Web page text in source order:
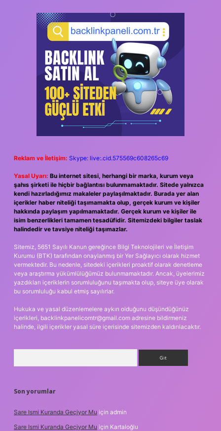
Reklam ve İletişim: Skype: live:.cid.575569c608265c69
Yasal Uyarı: Bu internet sitesi, herhangi bir marka, kurum veya
şahıs şirketi ile hiçbir bağlantısı bulunmamaktadır. Sitede yalnızca
kendi hazırladığımız makaleler paylaşılmaktadır. Burada yer alan
içerikler haber niteliği taşımamakta olup, gerçek kurum ve kişiler
hakkında paylaşım yapılmamaktadır. Gerçek kurum ve kişiler ile
isim benzerlikleri tamamen tesadüfidir. Sitemizdeki bilgiler taslak
halindedir ve tavsiye niteliği taşımazlar.
Sitemiz, 5651 Sayılı Kanun gereğince Bilgi Teknolojileri ve İletişim
Kurumu (BTK) tarafından onaylanmış bir Yer Sağlayıcı olarak hizmet
vermektedir. Bu nedenle, sitedeki içerikleri proaktif olarak denetleme
veya araştırma yükümlülüğümüz bulunmamaktadır. Ancak, üyelerimiz
yazdıkları içeriklerin sorumluluğunu taşımakta olup, siteye üye olarak
bu sorumluluğu kabul etmiş sayılırlar.
Hukuka ve yasal düzenlemelere aykırı olduğunu düşündüğünüz
içerikleri, backlinkpanelicomtr@gmail.com adresine bildirmeniz
halinde, ilgili içerikler yasal süre içerisinde sitemizden kaldırılacaktır.
Son yorumlar
Sare Ismi Kuranda Geçiyor Mu için admin
Sare Ismi Kuranda Geçiyor Mu için Kartaloğlu